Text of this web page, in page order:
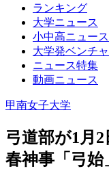
ランキング
大学ニュース
小中高ニュース
大学発ベンチ
ニュース特集
動画ニュース
甲南女子大学
弓道部が1月
春神事「弓